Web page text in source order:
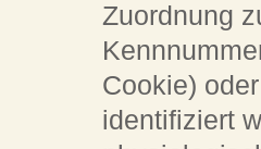
Zuordnung
Cookie)
identifiziert